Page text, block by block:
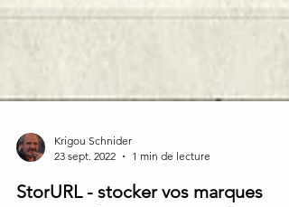
23 sept. 2022
1 min de lecture